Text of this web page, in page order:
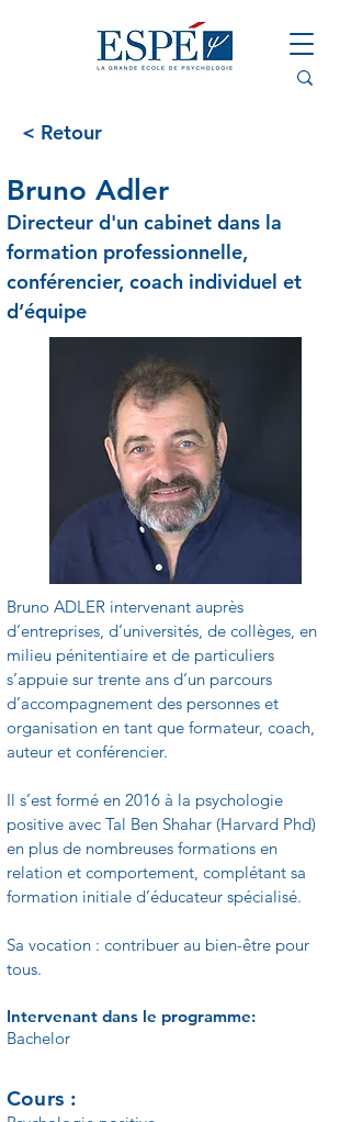
< Retour
Bruno Adler
Directeur d'un cabinet dans la
formation professionnelle,
conférencier, coach individuel et
d’équipe
Bruno ADLER intervenant auprès
d’entreprises, d’universités, de collèges, en
milieu pénitentiaire et de particuliers
s’appuie sur trente ans d’un parcours
d’accompagnement des personnes et
organisation en tant que formateur, coach,
auteur et conférencier.
Il s’est formé en 2016 à la psychologie
positive avec Tal Ben Shahar (Harvard Phd)
en plus de nombreuses formations en
relation et comportement, complétant sa
formation initiale d’éducateur spécialisé.
Sa vocation : contribuer au bien-être pour
tous.
Intervenant dans le programme:
Bachelor
Cours :